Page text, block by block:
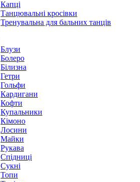
Капці
Танцювальні кросівки
Тренувальна для бальних танців
Блузи
Болеро
Білизна
Гетри
Гольфи
Кардигани
Кофти
Купальники
Кімоно
Лосини
Майки
Рукава
Спідниці
Сукні
Топи